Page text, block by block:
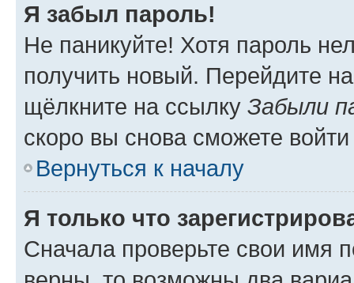
Я забыл пароль!
Не паникуйте! Хотя пароль
получить новый. Перейдите
щёлкните на ссылку Забыли
скоро вы снова сможете
Вернуться к началу
Я только что
Сначала проверьте свои имя